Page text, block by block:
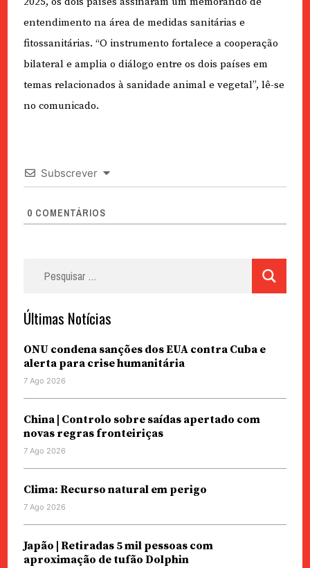
entendimento na área de medidas sanitárias e
fitossanitárias. “O instrumento fortalece a cooperação
bilateral e amplia o diálogo entre os dois países em
temas relacionados à sanidade animal e vegetal”, lê-se
no comunicado.
Subscrever
0 COMENTÁRIOS
Últimas Notícias
ONU condena sanções dos EUA contra Cuba e
alerta para crise humanitária
7 Ago 2026
China | Controlo sobre saídas apertado com
novas regras fronteiriças
7 Ago 2026
Clima: Recurso natural em perigo
7 Ago 2026
Japão | Retiradas 5 mil pessoas com
aproximação de tufão Dolphin